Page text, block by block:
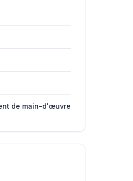
de main-d'œuvre